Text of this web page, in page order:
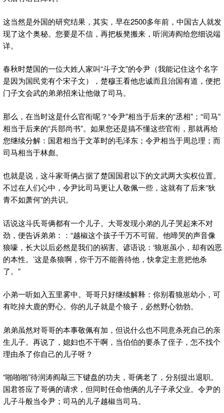
这当然是外国的研究结果，其实，早在2500多年前，中国古人就发
现了这个奥秘。您要是不信，再把板凳搬来，听润涛阎给您细说端
详。
春秋时楚国的一位大姓人家叫“斗子文”的令尹（我能记住这个名字
是因为国民党有个宋子文），楚穆王看他忠诚而且治国有道，便把
门子文会武的弟弟招来让他做了司马。
那么，在当时这是什么官衔呢？“令尹”相当于后来的“丞相”；“司马”
相当于后来的“兵部尚书”。如果您还是搞不懂这些官衔，那就再给
您继续分解：国君相当于文革时的毛泽东；令尹相当于周总理；而
司马相当于林彪。
也就是说，这斗家哥俩占据了楚国国君以下的文武两大实权位置。
不过在人们心中，令尹比司马更让人敬佩一些，这就有了后来“狄
青不如萧何”的共识。
话说这斗氏哥俩都有一个儿子。大哥发现小弟的儿子哭起来不对
劲，便告诉弟弟：：“越椒这个孩子千万不可留。他啼哭的声音像
狼嚎，长大以后必然是我们的祸害。谚语说：‘狼崽虽小，却有凶恶
的本性。’这是条狼啊，你千万不能善待他，快拿定主意把他杀
了。”
小弟一听如入五里雾中。哥哥只好继续解释：你别看狼崽幼小，可
有吃掉大鹿的野心。你的儿子就是个狼子，必然野心勃勃。
弟弟虽然对哥哥的本事敬佩有加，但说什么也不同意杀死自己的亲
生儿子。再说了，媳妇也不干啊，当伯伯的要杀了侄子，怎不找个
理由杀了你自己的儿子呀？
“啪啪啪”待润涛阎敲三下键盘的功夫，哥俩老了，分别提出退职。
国君答应了哥俩的请求，但同时任命他俩的儿子子承父业。令尹的
儿子斗般当令尹；司马的儿子越椒当司马。